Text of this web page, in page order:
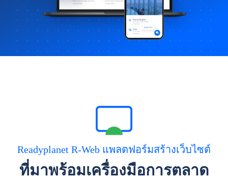
Readyplanet R-Web แพลตฟอร์มสร้างเว็บไซต์
ที่มาพร้อมเครื่องมือการตลาด